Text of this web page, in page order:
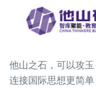
他山之石，可以攻玉
连接国际思想更简单